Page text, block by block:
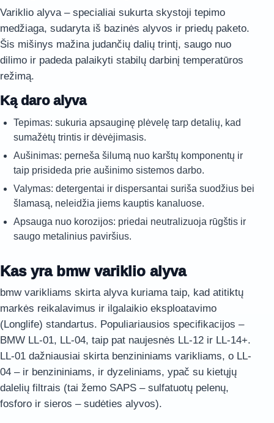
Variklio alyva – specialiai sukurta skystoji tepimo
medžiaga, sudaryta iš bazinės alyvos ir priedų paketo.
Šis mišinys mažina judančių dalių trintį, saugo nuo
dilimo ir padeda palaikyti stabilų darbinį temperatūros
režimą.
Ką daro alyva
Tepimas: sukuria apsauginę plėvelę tarp detalių, kad
sumažėtų trintis ir dėvėjimasis.
Aušinimas: perneša šilumą nuo karštų komponentų ir
taip prisideda prie aušinimo sistemos darbo.
Valymas: detergentai ir dispersantai suriša suodžius bei
šlamasą, neleidžia jiems kauptis kanaluose.
Apsauga nuo korozijos: priedai neutralizuoja rūgštis ir
saugo metalinius paviršius.
Kas yra bmw variklio alyva
bmw varikliams skirta alyva kuriama taip, kad atitiktų
markės reikalavimus ir ilgalaikio eksploatavimo
(Longlife) standartus. Populiariausios specifikacijos –
BMW LL-01, LL-04, taip pat naujesnės LL-12 ir LL-14+.
LL-01 dažniausiai skirta benzininiams varikliams, o LL-
04 – ir benzininiams, ir dyzeliniams, ypač su kietųjų
dalelių filtrais (tai žemo SAPS – sulfatuotų pelenų,
fosforo ir sieros – sudėties alyvos).